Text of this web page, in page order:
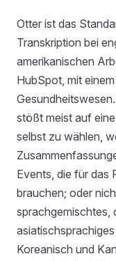
Otter ist das
Transkription bei
amerikanischen
HubSpot, mit
stößt meist auf
selbst zu wählen,
Events, die für das
brauchen; oder
Koreanisch und